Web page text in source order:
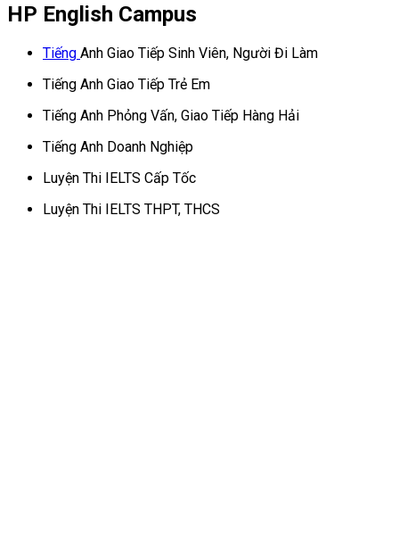
HP English Campus
Tiếng Anh Giao Tiếp Sinh Viên, Người Đi Làm
Tiếng Anh Giao Tiếp Trẻ Em
Tiếng Anh Phỏng Vấn, Giao Tiếp Hàng Hải
Tiếng Anh Doanh Nghiệp
Luyện Thi IELTS Cấp Tốc
Luyện Thi IELTS THPT, THCS